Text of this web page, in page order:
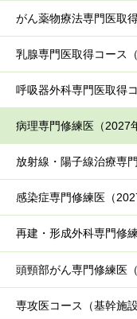
がん薬物療法専門医取
乳腺専門医取得コース
呼吸器外科専門医取得
病理専門修練医（2027
放射線・陽子線治療専
感染症専門修練医（
再建・形成外科専門修
頭頸部がん専門修練医
専攻医コース（基幹施